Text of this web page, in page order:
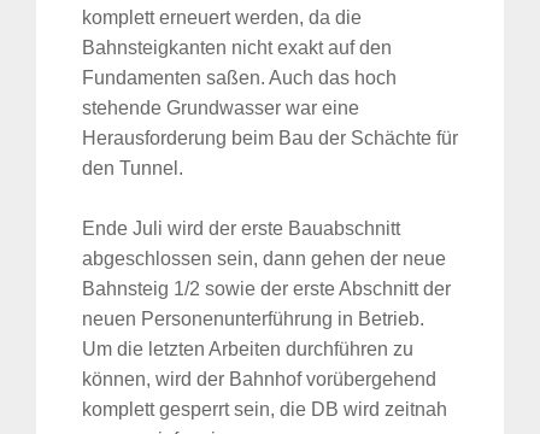
komplett erneuert werden, da die
Bahnsteigkanten nicht exakt auf den
Fundamenten saßen. Auch das hoch
stehende Grundwasser war eine
Herausforderung beim Bau der Schächte für
den Tunnel.
Ende Juli wird der erste Bauabschnitt
abgeschlossen sein, dann gehen der neue
Bahnsteig 1/2 sowie der erste Abschnitt der
neuen Personenunterführung in Betrieb.
Um die letzten Arbeiten durchführen zu
können, wird der Bahnhof vorübergehend
komplett gesperrt sein, die DB wird zeitnah